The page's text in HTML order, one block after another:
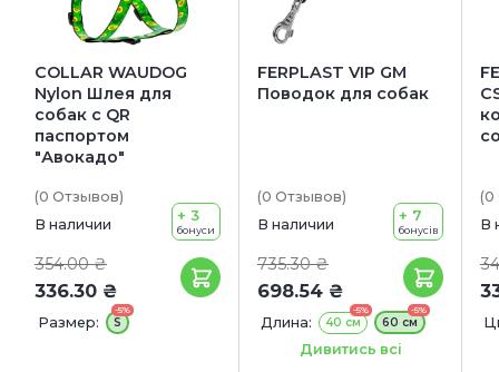
COLLAR WAUDOG
Nylon Шлея для
собак с QR
паспортом
"Авокадо"
(0 Отзывов)
В наличии
354.00 ₴
336.30 ₴
+ 3
бонуси
Размер:
-5%
S
FERPLAST VIP GM
Поводок для собак
(0 Отзывов)
В наличии
735.30 ₴
698.54 ₴
+ 7
бонусів
Длина:
-5%
40 см
-5%
60 см
Ширина: 20 мм
Дивитись всі
(0
В